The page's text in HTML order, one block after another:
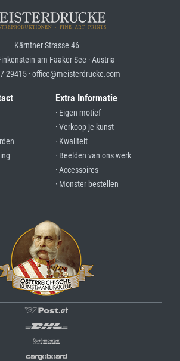
Kärntner Strasse 46
am Faaker See · Austria
29415 · office@meisterdrucke.com
Extra Informatie
· Eigen motief
· Verkoop je kunst
· Kwaliteit
· Beelden van ons werk
· Accessoires
· Monster bestellen